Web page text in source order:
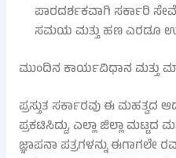
ಪಾರದರ್ಶಕವಾಗಿ ಸರ್ಕಾರಿ
ಸಮಯ ಮತ್ತು ಹಣ ಎರಡೂ
ಮುಂದಿನ ಕಾರ್ಯವಿಧಾನ ಮತ್ತು
ಪ್ರಸ್ತುತ ಸರ್ಕಾರವು ಈ ಮಹತ್ವದ
ಪ್ರಕಟಿಸಿದ್ದು, ಎಲ್ಲಾ ಜಿಲ್ಲಾ ಮಟ್ಟದ
ಜ್ಞಾಪನಾ ಪತ್ರಗಳನ್ನು